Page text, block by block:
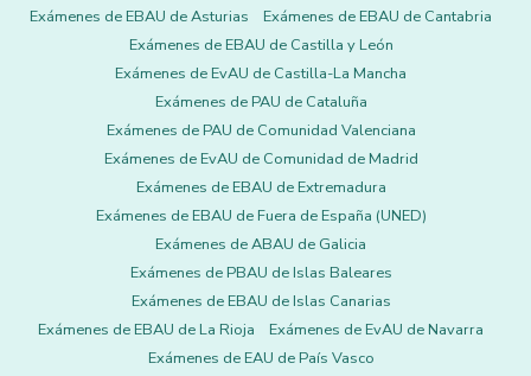
Exámenes de EBAU de Asturias
Exámenes de EBAU de Cantabria
Exámenes de EBAU de Castilla y León
Exámenes de EvAU de Castilla-La Mancha
Exámenes de PAU de Cataluña
Exámenes de PAU de Comunidad Valenciana
Exámenes de EvAU de Comunidad de Madrid
Exámenes de EBAU de Extremadura
Exámenes de EBAU de Fuera de España (UNED)
Exámenes de ABAU de Galicia
Exámenes de PBAU de Islas Baleares
Exámenes de EBAU de Islas Canarias
Exámenes de EBAU de La Rioja
Exámenes de EvAU de Navarra
Exámenes de EAU de País Vasco